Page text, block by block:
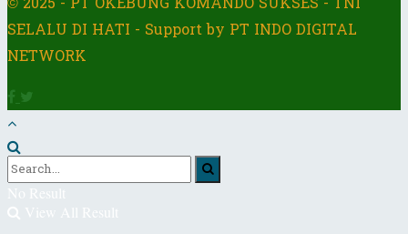
SELALU DI HATI - Support by PT INDO DIGITAL
NETWORK
No Result
View All Result